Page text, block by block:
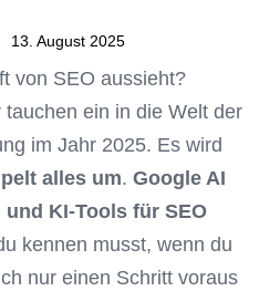
13. August 2025
von SEO aussieht?
ein in die Welt der
im Jahr 2025. Es wird
alles um. Google AI
KI-Tools für SEO
kennen musst, wenn du
nur einen Schritt voraus